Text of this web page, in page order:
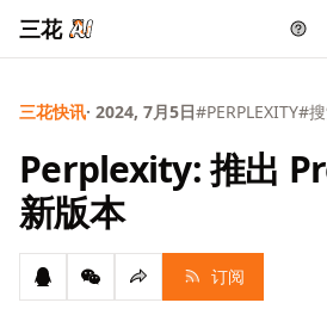
三花
三花快讯· 2024, 7月5日#PERPLEXITY#
Perplexity: 推出
新版本
订阅